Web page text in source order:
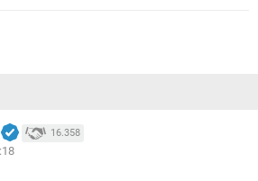
16.358